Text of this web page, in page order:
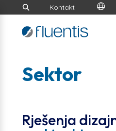
Kontakt
Sektor
Rješenja